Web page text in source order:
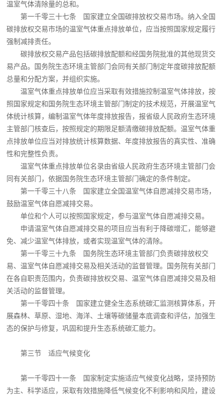
温室气体清除量的总和。
第一千零三十七条 国家建立全国碳排放权交易市场。纳入全国
碳排放权交易市场的温室气体重点排放单位，应当按照国家规定履行
强制减排责任。
碳排放权交易产品包括碳排放配额和经国务院批准的其他现货交
易产品。国务院生态环境主管部门会同有关部门制定年度碳排放配额
总量和分配方案，并组织实施。
温室气体重点排放单位应当采取有效措施控制温室气体排放，按
照国家规定和国务院生态环境主管部门制定的技术规范，开展温室气
体统计核算，编制温室气体年度排放报告，报省级人民政府生态环境
主管部门核查后，按照规定的期限足额清缴碳排放配额。温室气体重
点排放单位应当对排放统计核算数据、年度排放报告的真实性、准确
性和完整性负责。
温室气体重点排放单位名录由省级人民政府生态环境主管部门会
同有关部门，依据国务院生态环境主管部门确定的条件制定。
第一千零三十八条 国家建立全国温室气体自愿减排交易市场，
鼓励温室气体自愿减排交易。
单位和个人可以按照国家规定，参与温室气体自愿减排交易。
申请温室气体自愿减排交易的项目应当有利于降碳增汇，能够避
免、减少温室气体排放，或者实现温室气体的清除。
第一千零三十九条 国务院生态环境主管部门负责碳排放权交
易、温室气体自愿减排交易及相关活动的监督管理。国务院有关部门
在各自职责范围内，负责碳排放权交易、温室气体自愿减排交易及相
关活动的监督管理。
第一千零四十条 国家建立健全生态系统碳汇监测核算体系，开
展森林、草原、湿地、海洋、土壤等碳储量本底调查和评估，加强生
态的保护与修复，巩固和提升生态系统碳汇能力。
第三节 适应气候变化
第一千零四十一条 国家制定实施适应气候变化战略，坚持预防
为主、科学适应，采取有效措施降低气候变化不利影响和风险，建设